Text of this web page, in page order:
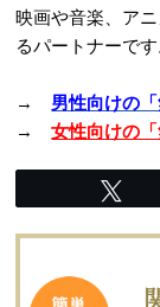
映画や音楽、ア
るパートナーです
→ 男性向けの
→女性向けの